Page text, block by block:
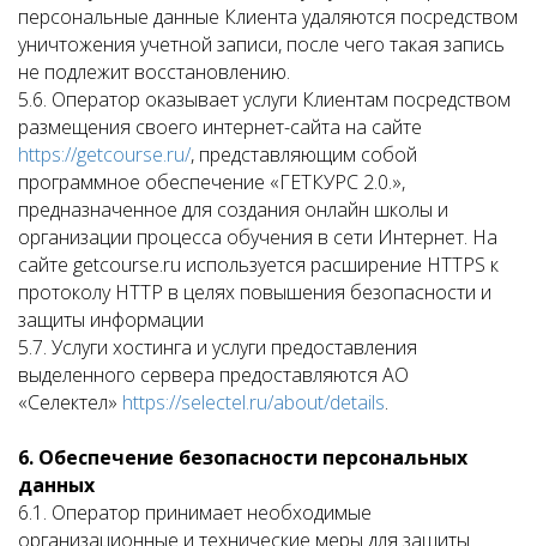
персональные данные Клиента удаляются посредством
уничтожения учетной записи, после чего такая запись
не подлежит восстановлению.
5.6. Оператор оказывает услуги Клиентам посредством
размещения своего интернет-сайта на сайте
https://getcourse.ru/, представляющим собой
программное обеспечение «ГЕТКУРС 2.0.»,
предназначенное для создания онлайн школы и
организации процесса обучения в сети Интернет. На
сайте getcourse.ru используется расширение HTTPS к
протоколу HTTP в целях повышения безопасности и
защиты информации
5.7. Услуги хостинга и услуги предоставления
выделенного сервера предоставляются АО
«Селектел» https://selectel.ru/about/details.
6. Обеспечение безопасности персональных
данных
6.1. Оператор принимает необходимые
организационные и технические меры для защиты